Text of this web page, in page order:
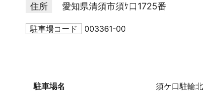
住所 愛知県清須市須ｹ口1725番
駐車場コード 003361-00
駐車場名 須ケ口駐輪北